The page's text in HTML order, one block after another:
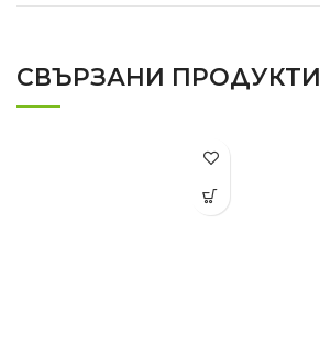
СВЪРЗАНИ ПРОДУКТИ